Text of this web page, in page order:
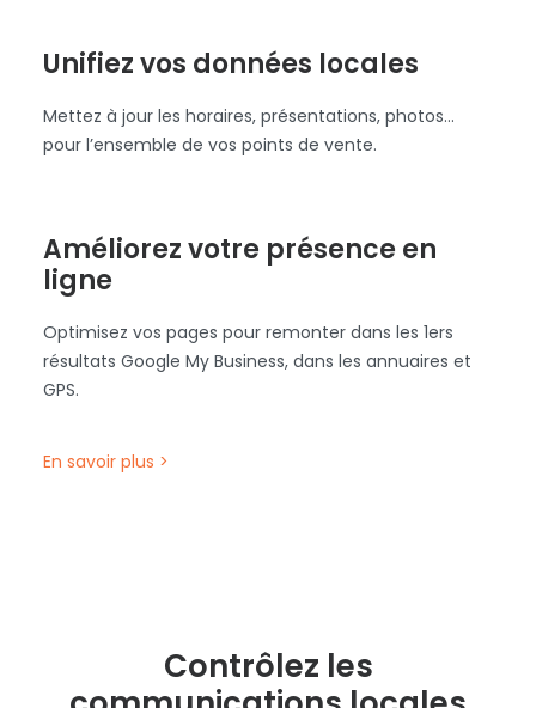
Unifiez vos données locales
Mettez à jour les horaires, présentations, photos...
pour l’ensemble de vos points de vente.
Améliorez votre présence en
ligne
Optimisez vos pages pour remonter dans les 1ers
résultats Google My Business, dans les annuaires et
GPS.
En savoir plus >
Contrôlez les